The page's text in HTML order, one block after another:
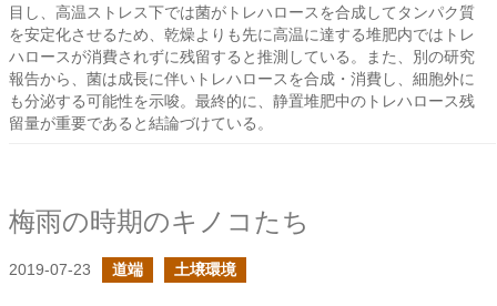
目し、高温ストレス下では菌がトレハロースを合成してタンパク質
を安定化させるため、乾燥よりも先に高温に達する堆肥内ではトレ
ハロースが消費されずに残留すると推測している。また、別の研究
報告から、菌は成長に伴いトレハロースを合成・消費し、細胞外に
も分泌する可能性を示唆。最終的に、静置堆肥中のトレハロース残
留量が重要であると結論づけている。
梅雨の時期のキノコたち
2019-07-23 道端 土壌環境